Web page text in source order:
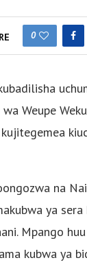
0
Weupe
na
ya
Mpango
kubwa ya